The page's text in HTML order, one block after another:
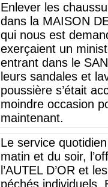
Enlever les
dans la MAISON
qui nous est
exerçaient un
entrant dans le
leurs sandales et
poussière s’était
moindre occasion
maintenant.
Le service
matin et du soir,
l’AUTEL D’OR et
péchés individuels.